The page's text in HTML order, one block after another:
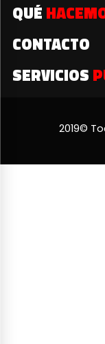
QUÉ
CONTACTO
SERVICIOS
2019©